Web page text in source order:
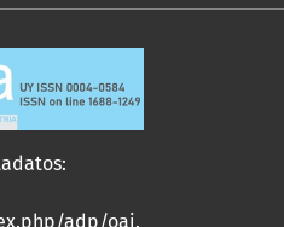
adp/oai.